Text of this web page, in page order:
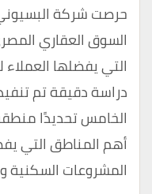
حرصت شركة
السوق العقاري
التي يفضلها العملاء
دراسة دقيقة تم
أهم المناطق التي
المشروعات السكنية